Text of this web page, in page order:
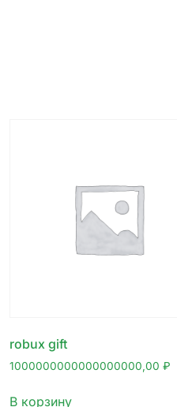
robux gift
1000000000000000000,00 ₽
В корзину